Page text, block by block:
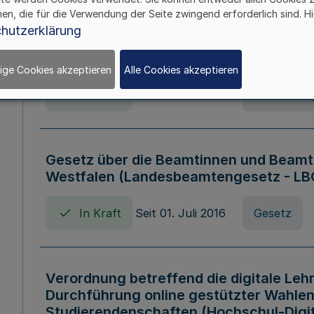
Verordnung über die
Nordrhein-Westfalen
Gesetz über die Beamtinnen und
Westfalen (Landesbeamtengesetz -
In Kraft Seit 01. Juli 2016 Gesetz
Verordnung betreffend die digitale
Durchführung online gestützter
die für die Verwendung der Seite zwingend erforderlich sind.
Cookies akzeptieren Alle Cookies akzeptieren